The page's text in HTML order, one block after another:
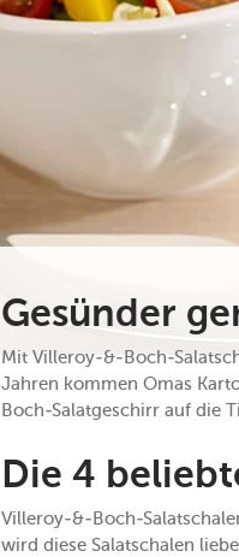
Gesünder
Mit Villeroy-&-Boch-
Jahren kommen Omas
Boch-Salatgeschirr auf die
Die 4
Villeroy-&-Boch-
wird diese Salatschalen